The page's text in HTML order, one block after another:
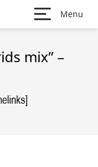
Menu
mix” –